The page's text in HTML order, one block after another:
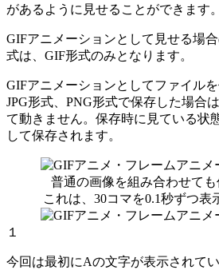
があるように見せることができます。
GIFアニメーションとして見せる場
式は、GIF形式のみとなります。
GIFアニメーションとしてファイル
JPG形式、PNG形式で保存した場合
て動きません。保存時に見ている状
して保存されます。
普通の画像を組み合わせても
これは、30コマを0.1秒ずつ表
１
今回は最初にAの文字が表示されて